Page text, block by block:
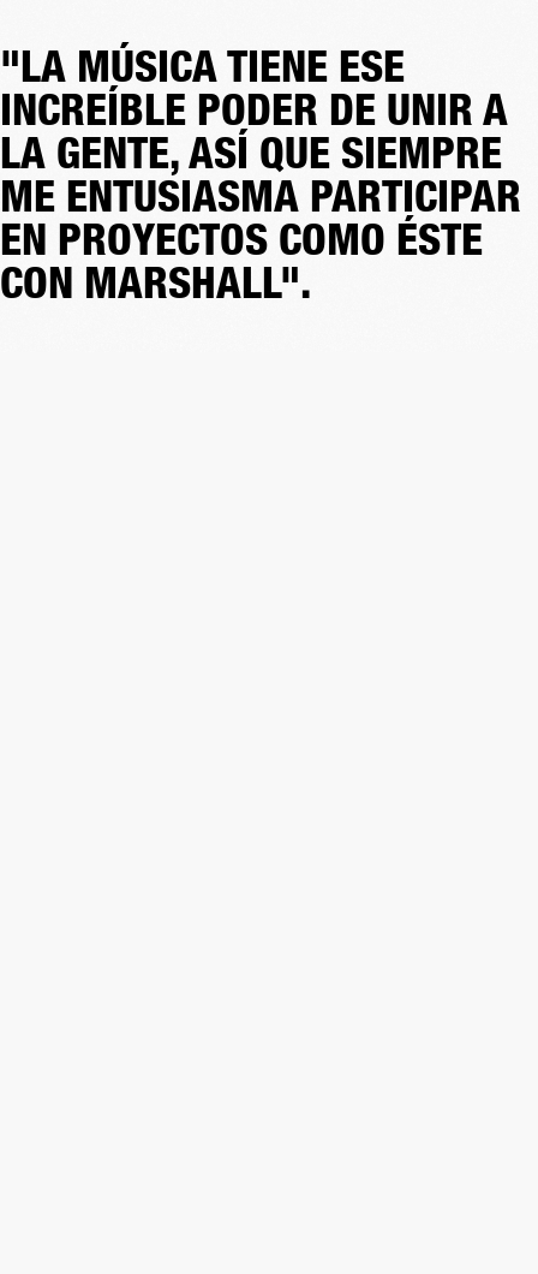
"LA MÚSICA TIENE ESE
INCREÍBLE PODER DE UNIR A
LA GENTE, ASÍ QUE SIEMPRE
ME ENTUSIASMA PARTICIPAR
EN PROYECTOS COMO ÉSTE
CON MARSHALL".